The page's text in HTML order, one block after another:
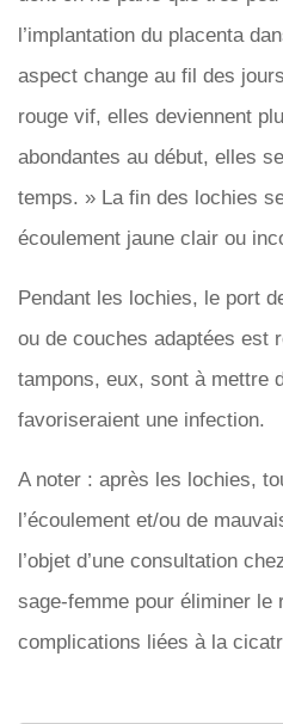
l’implantation du placenta
aspect change au fil des
rouge vif, elles deviennent
abondantes au début, elles
temps. » La fin des lochies
écoulement jaune clair ou
Pendant les lochies, le port
ou de couches adaptées est
tampons, eux, sont à mettre
favoriseraient une infection.
A noter : après les lochies,
l’écoulement et/ou de
l’objet d’une consultation
sage-femme pour éliminer le
complications liées à la